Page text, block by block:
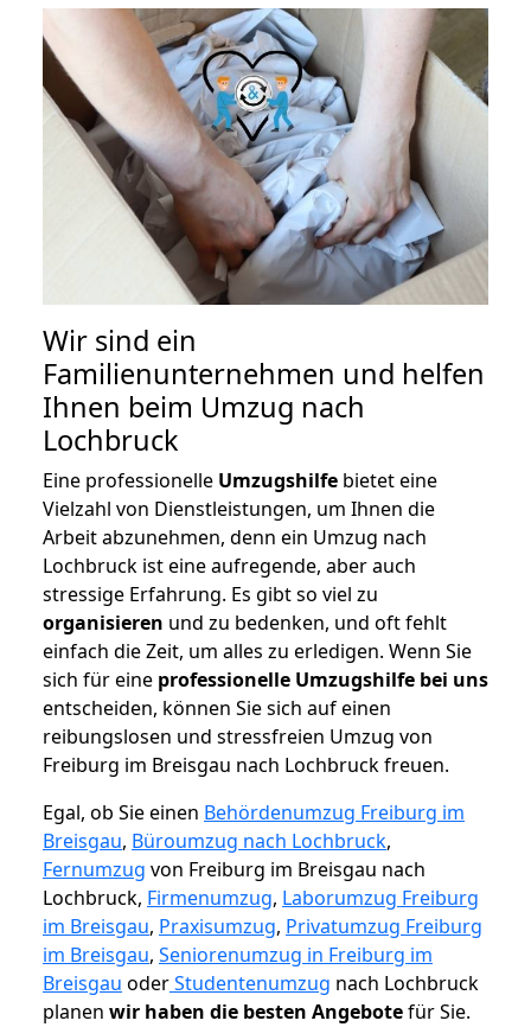
Wir sind ein
Familienunternehmen und helfen
Ihnen beim Umzug nach
Lochbruck
Eine professionelle Umzugshilfe bietet eine
Vielzahl von Dienstleistungen, um Ihnen die
Arbeit abzunehmen, denn ein Umzug nach
Lochbruck ist eine aufregende, aber auch
stressige Erfahrung. Es gibt so viel zu
organisieren und zu bedenken, und oft fehlt
einfach die Zeit, um alles zu erledigen. Wenn Sie
sich für eine professionelle Umzugshilfe bei uns
entscheiden, können Sie sich auf einen
reibungslosen und stressfreien Umzug von
Freiburg im Breisgau nach Lochbruck freuen.
Egal, ob Sie einen Behördenumzug Freiburg im
Breisgau, Büroumzug nach Lochbruck,
Fernumzug von Freiburg im Breisgau nach
Lochbruck, Firmenumzug, Laborumzug Freiburg
im Breisgau, Praxisumzug, Privatumzug Freiburg
im Breisgau, Seniorenumzug in Freiburg im
Breisgau oderStudentenumzug nach Lochbruck
planen wir haben die besten Angebotefür Sie.